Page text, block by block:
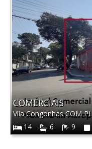
COMERCIAIS
Vila Congonhas COM
14
6 9